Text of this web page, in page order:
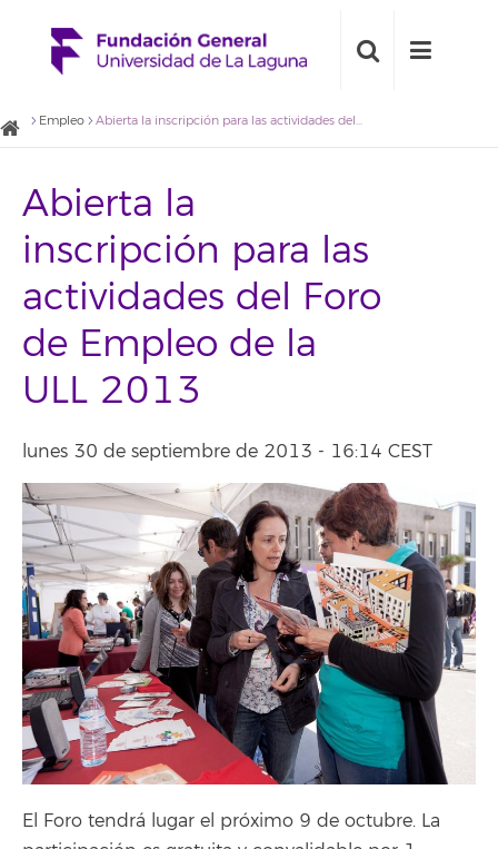
Empleo Abierta la inscripción para las actividades del Foro de Empleo de la ULL 2013
Abierta la
inscripción para las
actividades del Foro
de Empleo de la
ULL 2013
lunes 30 de septiembre de 2013 - 16:14 CEST
El Foro tendrá lugar el próximo 9 de octubre. La